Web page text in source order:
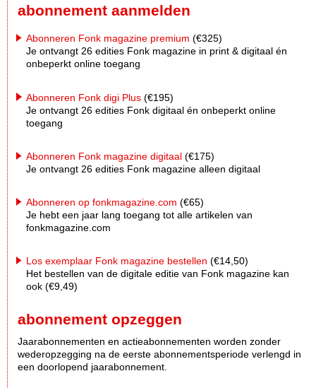
abonnement aanmelden
Abonneren Fonk magazine premium (€325)
Je ontvangt 26 edities Fonk magazine in print & digitaal én
onbeperkt online toegang
Abonneren Fonk digi Plus (€195)
Je ontvangt 26 edities Fonk digitaal én onbeperkt online
toegang
Abonneren Fonk magazine digitaal (€175)
Je ontvangt 26 edities Fonk magazine alleen digitaal
Abonneren op fonkmagazine.com (€65)
Je hebt een jaar lang toegang tot alle artikelen van
fonkmagazine.com
Los exemplaar Fonk magazine bestellen (€14,50)
Het bestellen van de digitale editie van Fonk magazine kan
ook (€9,49)
abonnement opzeggen
Jaarabonnementen en actieabonnementen worden zonder
wederopzegging na de eerste abonnementsperiode verlengd in
een doorlopend jaarabonnement.